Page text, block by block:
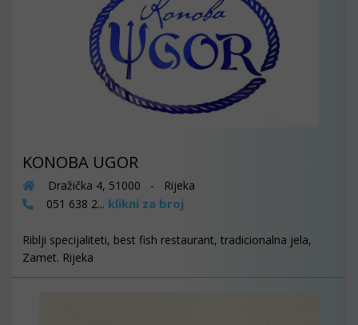
KONOBA UGOR
Dražička 4, 51000 - Rijeka
051 638 2... klikni za broj
Riblji specijaliteti, best fish restaurant, tradicionalna jela,
Zamet. Rijeka